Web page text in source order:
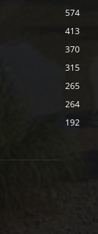
574
413
370
315
265
264
192